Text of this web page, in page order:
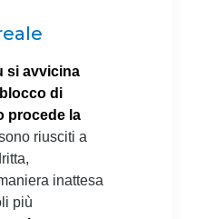
si avvicina
di
procede la
riusciti a
inattesa
più